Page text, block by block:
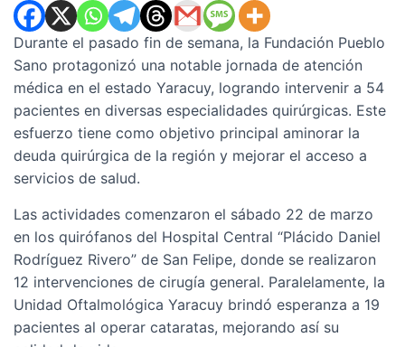
Durante el pasado fin de semana, la Fundación Pueblo
Sano protagonizó una notable jornada de atención
médica en el estado Yaracuy, logrando intervenir a 54
pacientes en diversas especialidades quirúrgicas. Este
esfuerzo tiene como objetivo principal aminorar la
deuda quirúrgica de la región y mejorar el acceso a
servicios de salud.
Las actividades comenzaron el sábado 22 de marzo
en los quirófanos del Hospital Central “Plácido Daniel
Rodríguez Rivero” de San Felipe, donde se realizaron
12 intervenciones de cirugía general. Paralelamente, la
Unidad Oftalmológica Yaracuy brindó esperanza a 19
pacientes al operar cataratas, mejorando así su